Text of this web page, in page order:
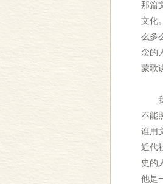
那篇
文化
么多
念的
蒙歌
我
不能
谁用
近代
史的
他是